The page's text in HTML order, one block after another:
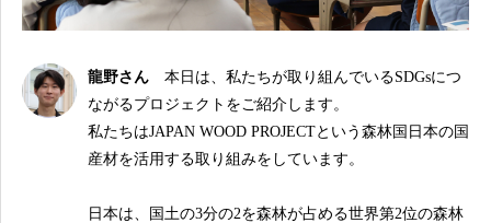
龍野さん 本日は、私たちが取り組んでいるSDGsにつ
ながるプロジェクトをご紹介します。
私たちはJAPAN WOOD PROJECTという森林国日本の国
産材を活用する取り組みをしています。
日本は、国土の3分の2を森林が占める世界第2位の森林